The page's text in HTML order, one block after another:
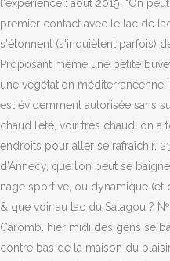
l'expérience : août 2019. "On
premier contact avec le lac de
s'étonnent (s'inquiètent parfois)
Proposant même une petite
une végétation méditerranéenne
est évidemment autorisée sans
chaud l’été, voir très chaud, on
endroits pour aller se rafraîchir.
d’Annecy, que l’on peut se
nage sportive, ou dynamique (et
& que voir au lac du Salagou ?
Caromb. hier midi des gens se
contre bas de la maison du